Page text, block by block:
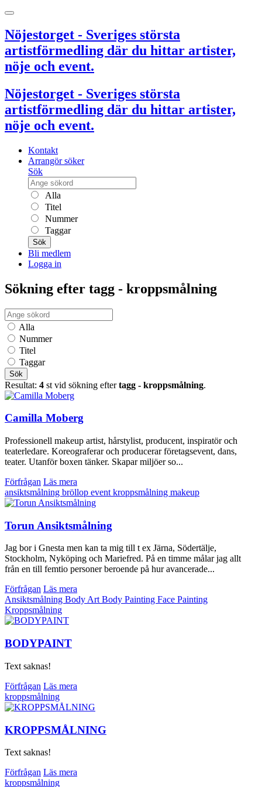
Nöjestorget - Sveriges största
artistförmedling där du hittar artister,
nöje och event.
Nöjestorget - Sveriges största
artistförmedling där du hittar artister,
nöje och event.
Kontakt
Arrangör söker
Sök
Alla
Titel
Nummer
Taggar
Sök
Bli medlem
Logga in
Sökning efter tagg - kroppsmålning
Alla
Nummer
Titel
Taggar
Sök
Resultat: 4 st vid sökning eftertagg - kroppsmålning.
Camilla Moberg
Professionell makeup artist, hårstylist, producent, inspiratör och
teaterledare. Koreograferar och producerar företagsevent, dans,
teater. Utanför boxen tänker. Skapar miljöer so...
Förfrågan Läs mera
ansiktsmålning bröllop event kroppsmålning makeup
Torun Ansiktsmålning
Jag bor i Gnesta men kan ta mig till t ex Järna, Södertälje,
Stockholm, Nyköping och Mariefred. På en timme målar jag allt
från en till femtio personer beroende på hur avancerade...
Förfrågan Läs mera
Ansiktsmålning Body ArtBody Painting Face Painting
Kroppsmålning
BODYPAINT
Text saknas!
Förfrågan Läs mera
kroppsmålning
KROPPSMÅLNING
Text saknas!
Förfrågan Läs mera
kroppsmålning